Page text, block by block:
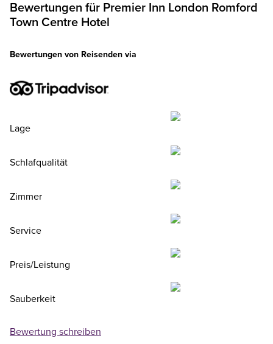
Bewertungen für Premier Inn London Romford
Town Centre Hotel
Bewertungen von Reisenden via
Lage
Schlafqualität
Zimmer
Service
Preis/Leistung
Sauberkeit
Bewertung schreiben